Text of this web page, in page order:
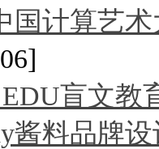
国计算艺
盲文教
酱料品牌设